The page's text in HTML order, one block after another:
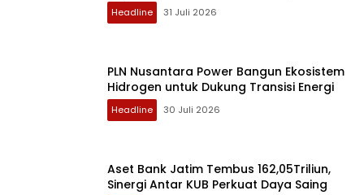
Headline 31 Juli 2026
PLN Nusantara Power Bangun Ekosistem
Hidrogen untuk Dukung Transisi Energi
Headline 30 Juli 2026
Aset Bank Jatim Tembus 162,05Triliun,
Sinergi Antar KUB Perkuat Daya Saing